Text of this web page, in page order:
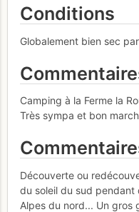
Conditions
Globalement bien sec
Camping à la Ferme la
Très sympa et bon
Découverte ou
du soleil du sud
Alpes du nord... Un gros